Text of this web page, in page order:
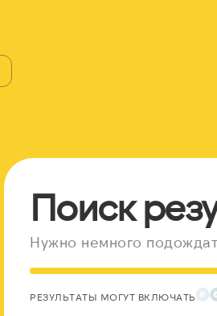
Поиск
Нужно немного
РЕЗУЛЬТАТЫ МОГУТ ВКЛЮЧАТЬ